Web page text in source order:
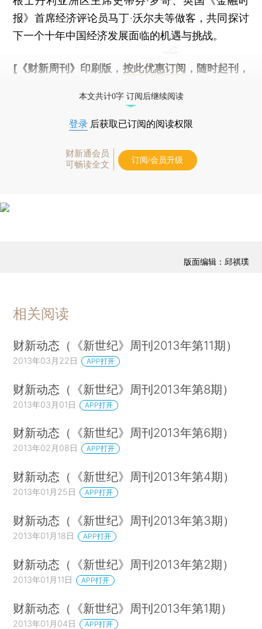
报》首席经济评论员马丁·沃尔夫等做客，共同探讨
下一个十年中国经济发展面临的机遇与挑战。
[《财新周刊》印刷版， 按此优惠订阅 ，随时起刊，
本文共计0字 订阅后继续阅读
登录 后获取已订阅的阅读权限
财新通会员
可畅读全文
订阅/会员升级
版面编辑：邱祺璞
相关阅读
财新动态（《新世纪》周刊2013年第11期）
2013年03月22日 APP打开
财新动态（《新世纪》周刊2013年第8期）
2013年03月01日 APP打开
财新动态（《新世纪》周刊2013年第6期）
2013年02月08日 APP打开
财新动态（《新世纪》周刊2013年第4期）
2013年01月25日 APP打开
财新动态（《新世纪》周刊2013年第3期）
2013年01月18日 APP打开
财新动态（《新世纪》周刊2013年第2期）
2013年01月11日 APP打开
财新动态（《新世纪》周刊2013年第1期）
2013年01月04日 APP打开